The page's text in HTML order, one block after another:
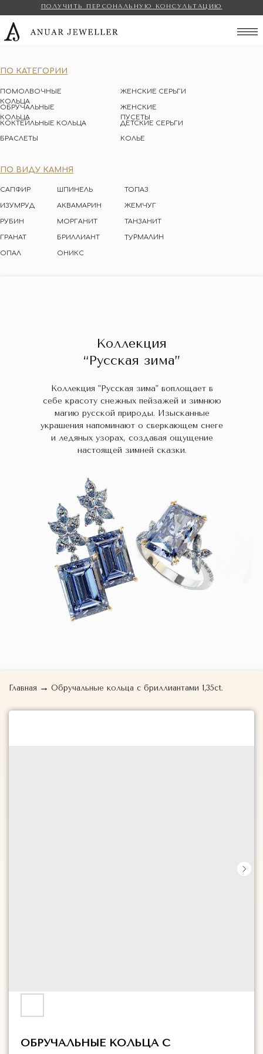
ПОЛУЧИТЬ ПЕРСОНАЛЬНУЮ КОНСУЛЬТАЦИЮ
ПО КАТЕГОРИИ
ПОМОЛВОЧНЫЕ
КОЛЬЦА
ОБРУЧАЛЬНЫЕ
КОЛЬЦА
ЖЕНСКИЕ СЕРЬГИ
КОКТЕЙЛЬНЫЕ КОЛЬЦА
ЖЕНСКИЕ
ПУСЕТЫ
ДЕТСКИЕ СЕРЬГИ
БРАСЛЕТЫ
КОЛЬЕ
ПО ВИДУ КАМНЯ
САПФИР
ИЗУМРУД
ШПИНЕЛЬ
РУБИН
АКВАМАРИН
МОРГАНИТ
ГРАНАТ БРИЛЛИАНТ
ТОПАЗ
ЖЕМЧУГ
ТУРМАЛИН
ТАНЗАНИТ
ОНИКС
ОПАЛ
Коллекция
“Русская зима”
Коллекция "Русская зима" воплощает в
себе красоту снежных пейзажей и зимнюю
магию русской природы. Изысканные
украшения напоминают о сверкающем снеге
и ледяных узорах, создавая ощущение
настоящей зимней сказки.
Главная → Обручальные кольца с бриллиантами 1,35ct.
ОБРУЧАЛЬНЫЕ КОЛЬЦА С